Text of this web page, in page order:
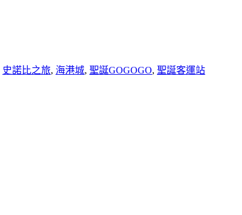
史諾比之旅, 海港城, 聖誕GOGOGO, 聖誕客運站